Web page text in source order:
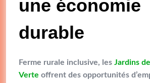
une économie
durable
Ferme rurale inclusive, les Jardins
Verte offrent des opportunités